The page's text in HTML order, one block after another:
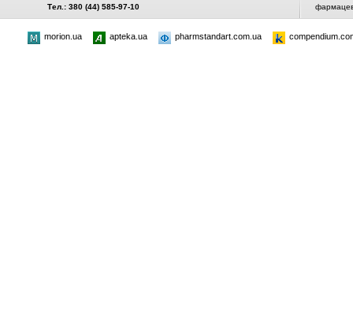
Тел.: 380 (44) 585-97-10
morion.ua apteka.ua pharmstandart.com.ua